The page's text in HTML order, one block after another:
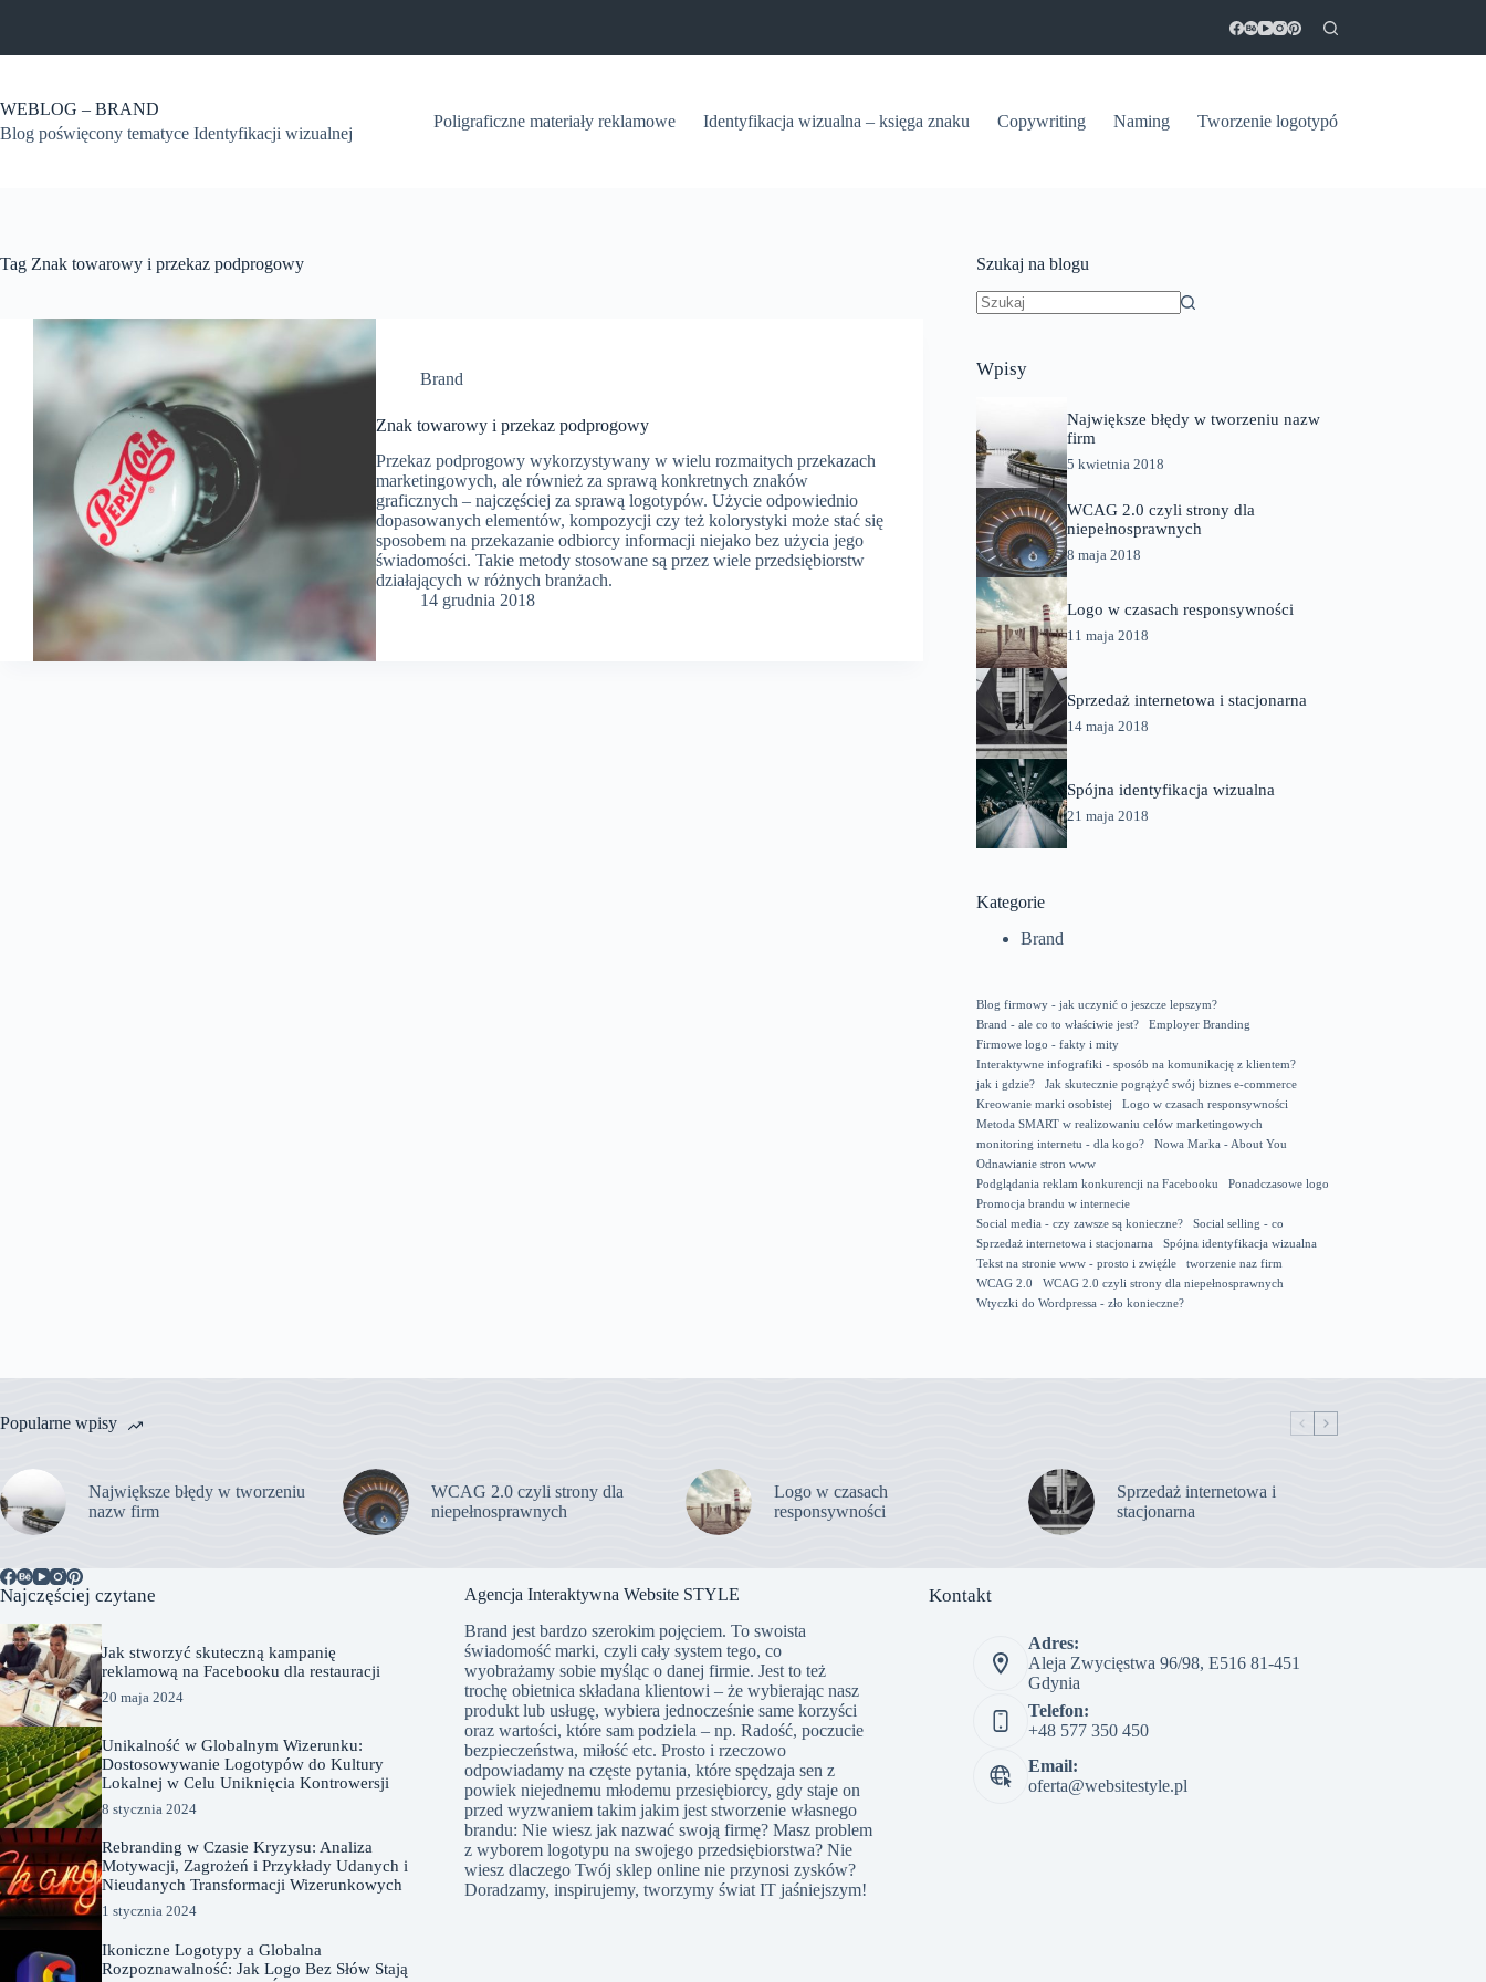
WEBLOG – BRAND
Blog poświęcony tematyce Identyfikacji wizualnej
Poligraficzne materiały reklamowe Identyfikacja wizualna – księga znaku Copywriting Naming Tworzenie logotypów
Tag Znak towarowy i przekaz podprogowy
Brand
Znak towarowy i przekaz podprogowy
Przekaz podprogowy wykorzystywany w wielu rozmaitych przekazach
marketingowych, ale również za sprawą konkretnych znaków
graficznych – najczęściej za sprawą logotypów. Użycie odpowiednio
dopasowanych elementów, kompozycji czy też kolorystyki może stać się
sposobem na przekazanie odbiorcy informacji niejako bez użycia jego
świadomości. Takie metody stosowane są przez wiele przedsiębiorstw
działających w różnych branżach.
14 grudnia 2018
Szukaj na blogu
Wpisy
Największe błędy w tworzeniu nazw
firm
5 kwietnia 2018
WCAG 2.0 czyli strony dla
niepełnosprawnych
8 maja 2018
Logo w czasach responsywności
11 maja 2018
Sprzedaż internetowa i stacjonarna
14 maja 2018
Spójna identyfikacja wizualna
21 maja 2018
Kategorie
Brand
Blog firmowy - jak uczynić o jeszcze lepszym?
Brand - ale co to właściwie jest?
Employer Branding
Firmowe logo - fakty i mity
Interaktywne infografiki - sposób na komunikację z klientem?
jak i gdzie?
Jak skutecznie pogrążyć swój biznes e-commerce
Kreowanie marki osobistej
Logo w czasach responsywności
Metoda SMART w realizowaniu celów marketingowych
monitoring internetu - dla kogo?
Nowa Marka - About You
Odnawianie stron www
Podglądania reklam konkurencji na Facebooku
Ponadczasowe logo
Promocja brandu w internecie
Social media - czy zawsze są konieczne?
Social selling - co
Sprzedaż internetowa i stacjonarna
Spójna identyfikacja wizualna
Tekst na stronie www - prosto i zwięźle
tworzenie naz firm
WCAG 2.0
WCAG 2.0 czyli strony dla niepełnosprawnych
Wtyczki do Wordpressa - zło konieczne?
Popularne wpisy
Największe błędy w tworzeniu
nazw firm
WCAG 2.0 czyli strony dla
niepełnosprawnych
Logo w czasach
responsywności
Sprzedaż internetowa i
stacjonarna
Najczęściej czytane
Jak stworzyć skuteczną kampanię
reklamową na Facebooku dla restauracji
20 maja 2024
Unikalność w Globalnym Wizerunku:
Dostosowywanie Logotypów do Kultury
Lokalnej w Celu Uniknięcia Kontrowersji
8 stycznia 2024
Rebranding w Czasie Kryzysu: Analiza
Motywacji, Zagrożeń i Przykłady Udanych i
Nieudanych Transformacji Wizerunkowych
1 stycznia 2024
Ikoniczne Logotypy a Globalna
Rozpoznawalność: Jak Logo Bez Słów Stają
Agencja Interaktywna Website STYLE
Brand jest bardzo szerokim pojęciem. To swoista
świadomość marki, czyli cały system tego, co
wyobrażamy sobie myśląc o danej firmie. Jest to też
trochę obietnica składana klientowi – że wybierając nasz
produkt lub usługę, wybiera jednocześnie same korzyści
oraz wartości, które sam podziela – np. Radość, poczucie
bezpieczeństwa, miłość etc. Prosto i rzeczowo
odpowiadamy na częste pytania, które spędzaja sen z
powiek niejednemu młodemu przesiębiorcy, gdy staje on
przed wyzwaniem takim jakim jest stworzenie własnego
brandu: Nie wiesz jak nazwać swoją firmę? Masz problem
z wyborem logotypu na swojego przedsiębiorstwa? Nie
wiesz dlaczego Twój sklep online nie przynosi zysków?
Doradzamy, inspirujemy, tworzymy świat IT jaśniejszym!
Kontakt
Adres:
Aleja Zwycięstwa 96/98, E516 81-451
Gdynia
Telefon:
+48 577 350 450
Email:
oferta@websitestyle.pl